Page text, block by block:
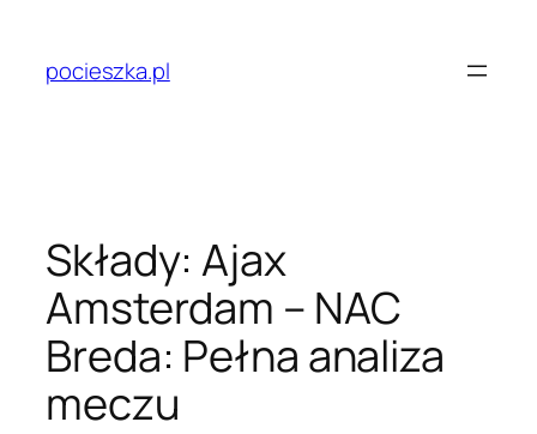
treścipocieszka.pl
Składy: Ajax
Amsterdam – NAC
Breda: Pełna analiza
meczu